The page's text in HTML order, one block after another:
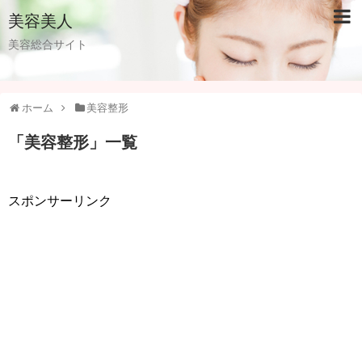
美容美人
美容総合サイト
ホーム 美容整形
「 美容整形 」 一覧
スポンサーリンク